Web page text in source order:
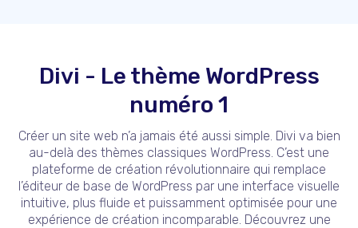
Divi - Le thème WordPress
numéro 1
Créer un site web n’a jamais été aussi simple. Divi va bien
au-delà des thèmes classiques WordPress. C’est une
plateforme de création révolutionnaire qui remplace
l’éditeur de base de WordPress par une interface visuelle
intuitive, plus fluide et puissamment optimisée pour une
expérience de création incomparable. Découvrez une